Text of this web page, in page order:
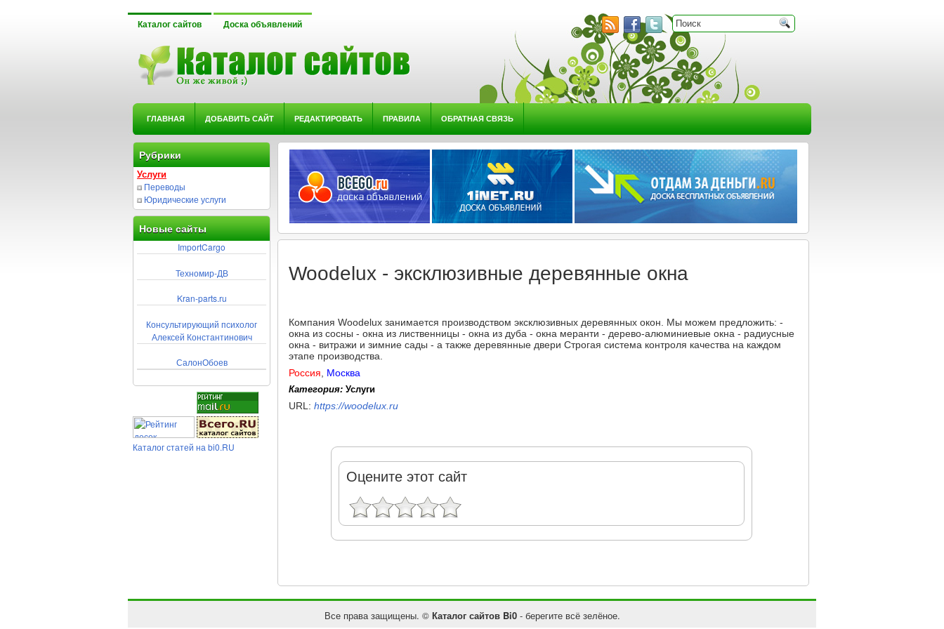
Каталог сайтов Доска объявлений
ГЛАВНАЯ ДОБАВИТЬ САЙТ РЕДАКТИРОВАТЬ ПРАВИЛА ОБРАТНАЯ СВЯЗЬ
Рубрики
Услуги
Переводы
Юридические услуги
Новые сайты
ImportCargo
Техномир-ДВ
Kran-parts.ru
Консультирующий психолог
Алексей Константинович
СалонОбоев
Каталог статей на bi0.RU
Woodelux - эксклюзивные деревянные окна
Компания Woodelux занимается производством эксклюзивных деревянных окон. Мы можем предложить: -
окна из сосны - окна из лиственницы - окна из дуба - окна меранти - дерево-алюминиевые окна - радиусные
окна - витражи и зимние сады - а также деревянные двери Строгая система контроля качества на каждом
этапе производства.
Россия
Москва
Категория: Услуги
URL: https://woodelux.ru
Оцените этот сайт
Все права защищены. © Каталог сайтов Bi0- берегите всё зелёное.